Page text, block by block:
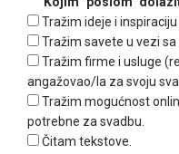
Tražim ideje i
Tražim savete u vezi
Tražim firme i usluge
angažovao/la za svoju
Tražim mogućnost
potrebne za svadbu.
Čitam tekstove.